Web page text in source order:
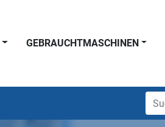
GEBRAUCHTMASCHINEN